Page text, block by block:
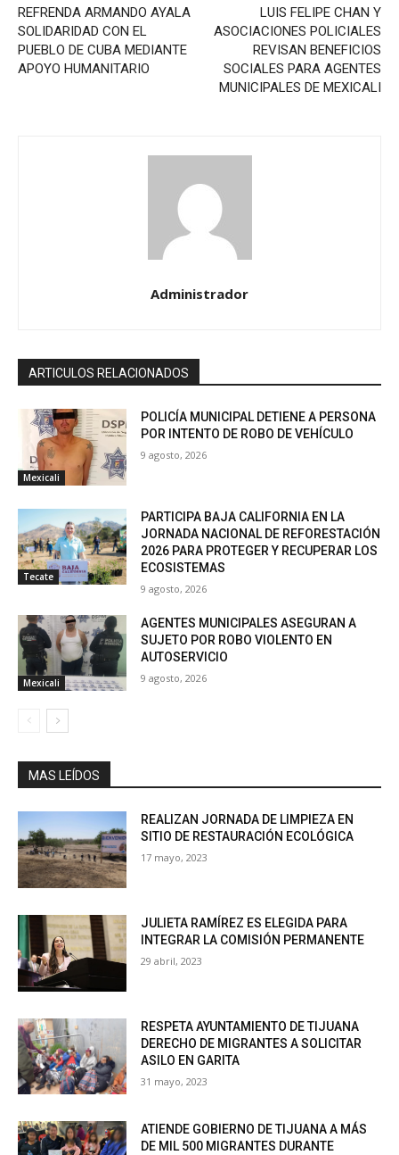
REFRENDA ARMANDO AYALA
SOLIDARIDAD CON EL
PUEBLO DE CUBA MEDIANTE
APOYO HUMANITARIO
LUIS FELIPE CHAN Y
ASOCIACIONES POLICIALES
REVISAN BENEFICIOS
SOCIALES PARA AGENTES
MUNICIPALES DE MEXICALI
Administrador
ARTICULOS RELACIONADOS
Mexicali
POLICÍA MUNICIPAL DETIENE A PERSONA
POR INTENTO DE ROBO DE VEHÍCULO
9 agosto, 2026
Tecate
PARTICIPA BAJA CALIFORNIA EN LA
JORNADA NACIONAL DE REFORESTACIÓN
2026 PARA PROTEGER Y RECUPERAR LOS
ECOSISTEMAS
9 agosto, 2026
Mexicali
AGENTES MUNICIPALES ASEGURAN A
SUJETO POR ROBO VIOLENTO EN
AUTOSERVICIO
9 agosto, 2026
MAS LEÍDOS
REALIZAN JORNADA DE LIMPIEZA EN
SITIO DE RESTAURACIÓN ECOLÓGICA
17 mayo, 2023
JULIETA RAMÍREZ ES ELEGIDA PARA
INTEGRAR LA COMISIÓN PERMANENTE
29 abril, 2023
RESPETA AYUNTAMIENTO DE TIJUANA
DERECHO DE MIGRANTES A SOLICITAR
ASILO EN GARITA
31 mayo, 2023
ATIENDE GOBIERNO DE TIJUANA A MÁS
DE MIL 500 MIGRANTES DURANTE